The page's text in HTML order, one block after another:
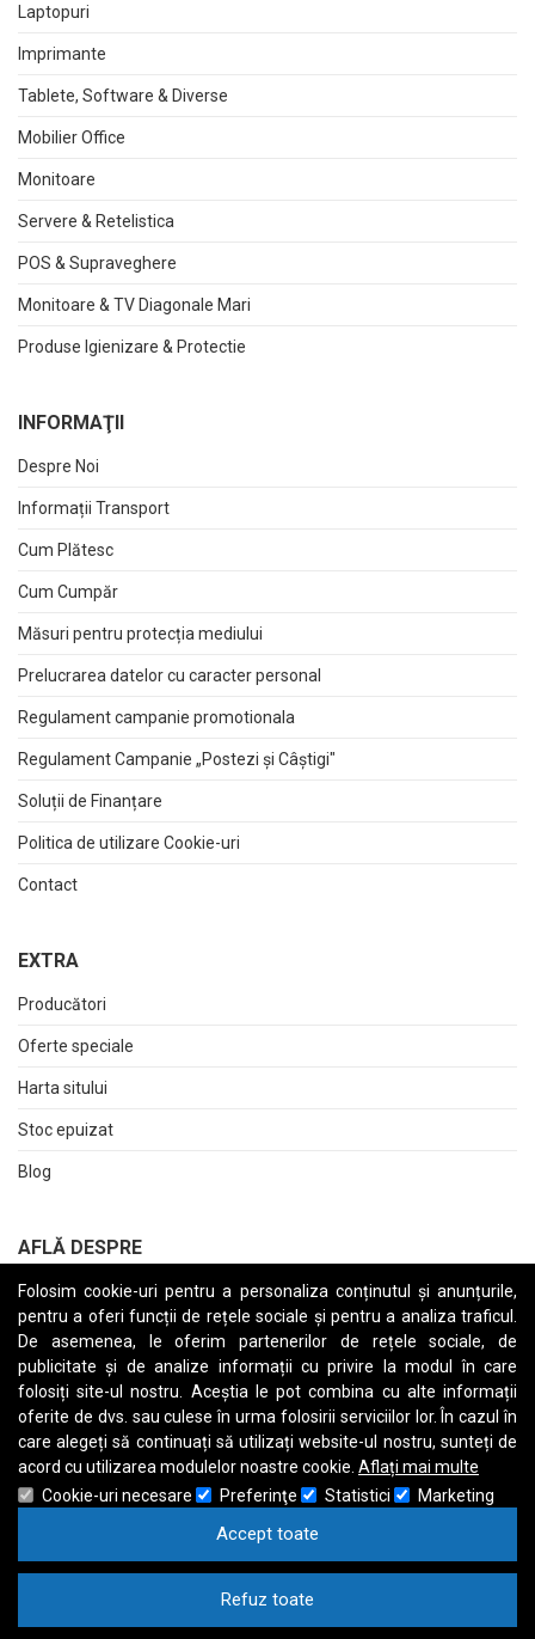
Folosim cookie-uri pentru a personaliza conținutul și anunțurile,
pentru a oferi funcții de rețele sociale și pentru a analiza traficul.
De asemenea, le oferim partenerilor de rețele sociale, de
publicitate și de analize informații cu privire la modul în care
folosiți site-ul nostru. Aceștia le pot combina cu alte informații
oferite de dvs. sau culese în urma folosirii serviciilor lor. În cazul în
care alegeți să continuați să utilizați website-ul nostru, sunteți de
acord cu utilizarea modulelor noastre cookie. Aflați mai multe
Cookie-uri necesare
Preferinţe Statistici Marketing
Accept toate
Refuz toate
Laptopuri
Imprimante
Tablete, Software & Diverse
Mobilier Office
Monitoare
Servere & Retelistica
POS & Supraveghere
Monitoare & TV Diagonale Mari
Produse Igienizare & Protectie
INFORMAŢII
Despre Noi
Informații Transport
Cum Plătesc
Cum Cumpăr
Măsuri pentru protecția mediului
Prelucrarea datelor cu caracter personal
Regulament campanie promotionala
Regulament Campanie „Postezi și Câștigi"
Soluții de Finanțare
Politica de utilizare Cookie-uri
Contact
EXTRA
Producători
Oferte speciale
Harta sitului
Stoc epuizat
Blog
AFLĂ DESPRE
Returnări
Termeni și Condiții
Raport date personale
Cerere stergere cont
IJKLMNOPQRS